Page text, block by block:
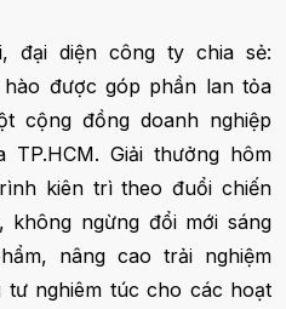
đại diện công ty chia sẻ:
được góp phần lan tỏa
cộng đồng doanh nghiệp
TP.HCM. Giải thưởng hôm
kiên trì theo đuổi chiến
ngừng đổi mới sáng
nâng cao trải nghiệm
nghiêm túc cho các hoạt